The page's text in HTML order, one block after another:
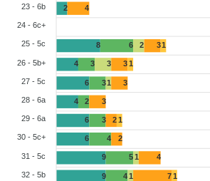
2
8
4
6
4
6
6
9
9
6
3
3
2
3
4
5
4
2
3
1
1
1
4
3
3
3
3
2
2
4
7
1
1
1
1
23 - 6b
24 - 6c+
25 - 5c
26 - 5b+
27 - 5c
28 - 6a
29 - 6a
30 - 5c+
31 - 5c
32 - 5b